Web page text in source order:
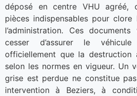
déposé en centre VHU agréé,
pièces indispensables pour
l’administration. Ces
cesser d’assurer le
officiellement que la
selon les normes en vigueur. Un
grise est perdue ne constitue
intervention à Beziers, à